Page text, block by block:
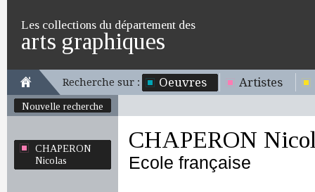
Les collections du département des
arts graphiques
Recherche sur : Oeuvres Artistes
Nouvelle recherche
CHAPERON
Nicolas
CHAPERON
Ecole française